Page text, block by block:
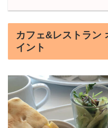
カフェ&レストラン
イント